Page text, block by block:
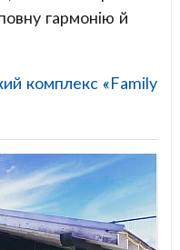
гармонію й
комплекс «Family